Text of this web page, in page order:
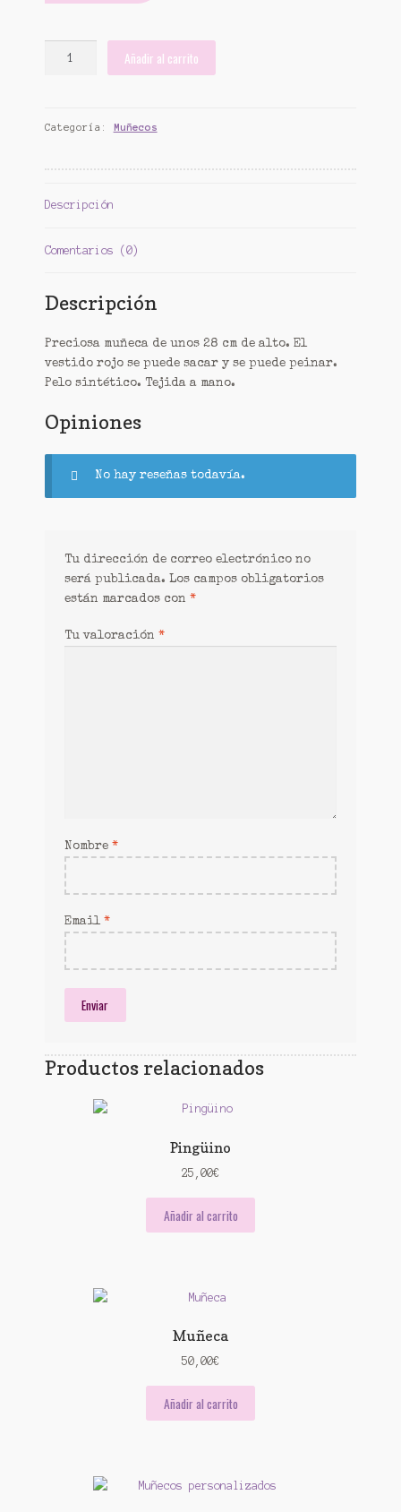
Patrones
Cesta de ganchillo.
Tienda
Añadir al carrito
Categoría: Muñecos
Descripción
Comentarios (0)
Descripción
Preciosa muñeca de unos 28 cm de alto. El
vestido rojo se puede sacar y se puede peinar.
Pelo sintético. Tejida a mano.
Opiniones
No hay reseñas todavía.
Tu dirección de correo electrónico no
será publicada. Los campos obligatorios
están marcados con *
Tu valoración *
Nombre *
Email *
Productos relacionados
Pingüino
25,00€
Añadir al carrito
Muñeca
50,00€
Añadir al carrito